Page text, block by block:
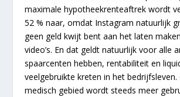
maximale hypotheekrenteaftrek wordt
52 % naar, omdat Instagram natuurlijk
geen geld kwijt bent aan het laten
video’s. En dat geldt natuurlijk voor alle
spaarcenten hebben, rentabiliteit en
veelgebruikte kreten in het bedrijfsleven.
medisch gebied wordt steeds meer